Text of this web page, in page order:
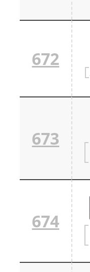
672
673
674